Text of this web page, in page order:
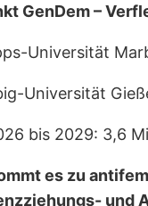
GenDem –
Universität
Universität
bis 2029: 3,6
es zu
und